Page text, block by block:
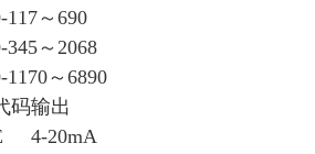
117～ 690
345～ 2068
1170～ 6890
码输出
4-20mA